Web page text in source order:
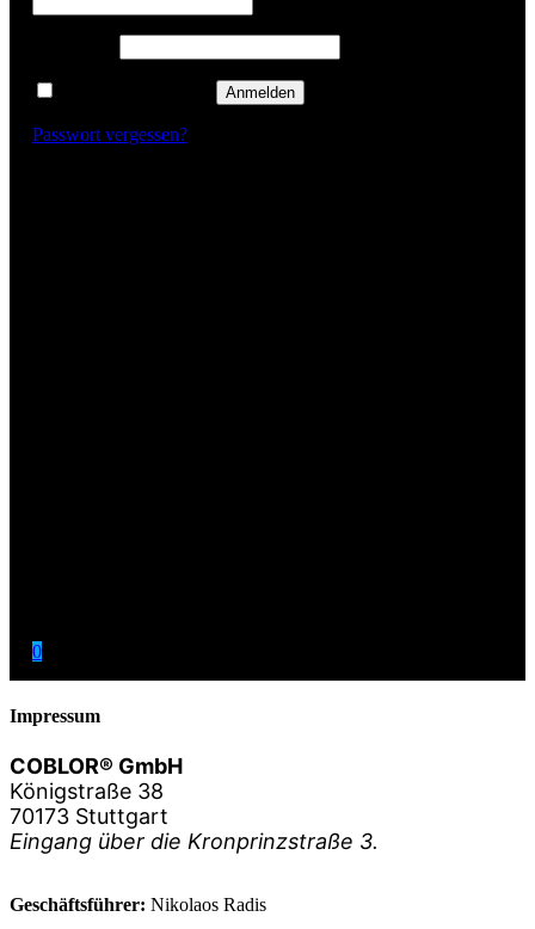
Anmelden
Passwort vergessen?
0
Impressum
COBLOR® GmbH
Königstraße 38
70173 Stuttgart
Eingang über die Kronprinzstraße 3.
Geschäftsführer: Nikolaos Radis